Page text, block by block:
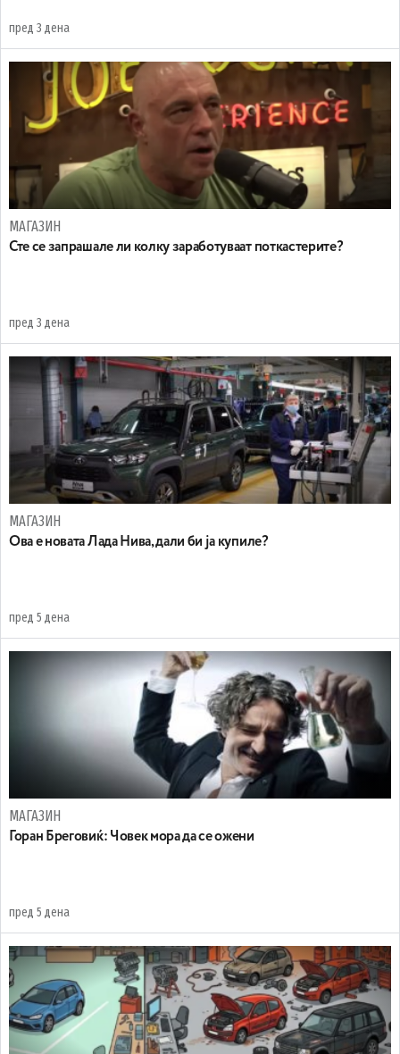
пред 3 дена
МАГАЗИН
Сте се запрашале ли колку заработуваат поткастерите?
пред 3 дена
МАГАЗИН
Ова е новата Лада Нива, дали би ја купиле?
пред 5 дена
МАГАЗИН
Горан Бреговиќ: Човек мора да се ожени
пред 5 дена